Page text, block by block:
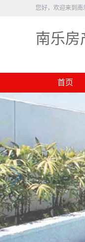
您好，欢迎来到南
南乐房
首页